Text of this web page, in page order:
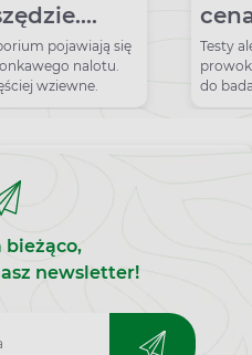
pojawiają się
nalotu.
wziewne.
Testy
do
bieżąco,
newsletter!